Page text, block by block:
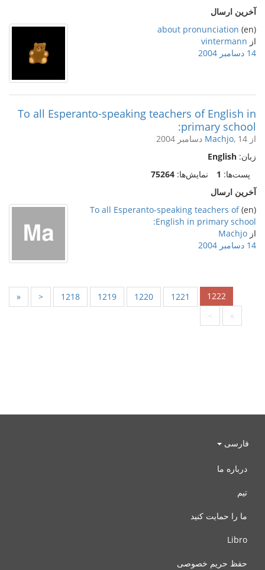
آخرین ارسال
(en)
about pronunciation
از vintermann
14 دسامبر 2004
To all Esperanto-speaking teachers of English in
primary school:
از Machjo, 14 دسامبر 2004
زبان: English
پست‌ها: 1 نمایش‌ها: 75264
آخرین ارسال
(en)
To all Esperanto-speaking teachers of
English in primary school:
از Machjo
14 دسامبر 2004
« < 1218 1219 1220 1221
1222
>
»
فارسی
درباره ما
تیم
ما را حمایت کنید
Libro
حفظ حریم خصوصی